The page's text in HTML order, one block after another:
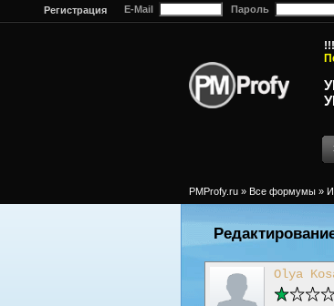
Регистрация E-Mail Пароль
PMProfy.ru » Все формумы »
Olya